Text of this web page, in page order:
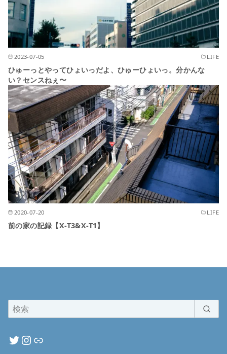
2023-07-05 LIFE
ひゅーっとやってひょいっだよ、ひゅーひょいっ。分かんな
い？センスねぇ〜
2020-07-20 LIFE
前の家の記録【X-T3&X-T1】